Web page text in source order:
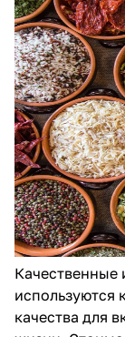
Качественные
используются
качества для